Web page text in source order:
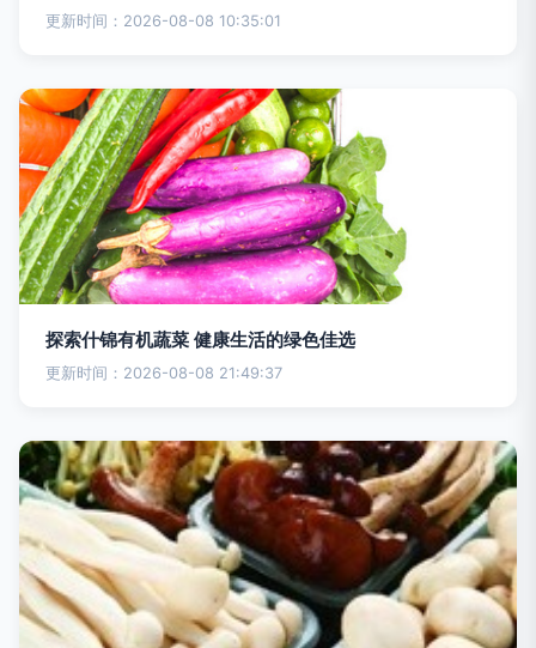
更新时间：2026-08-08 10:35:01
探索什锦有机蔬菜 健康生活的绿色佳选
更新时间：2026-08-08 21:49:37